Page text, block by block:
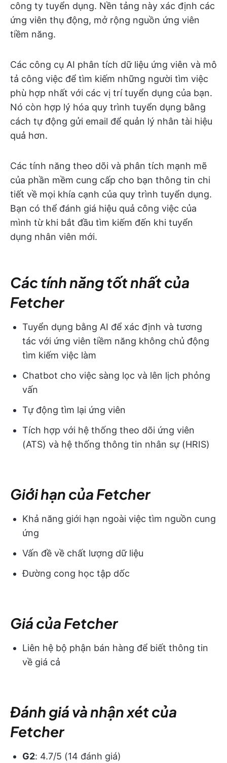
công ty tuyển dụng. Nền tảng này xác định các
ứng viên thụ động, mở rộng nguồn ứng viên
tiềm năng.
Các công cụ AI phân tích dữ liệu ứng viên và mô
tả công việc để tìm kiếm những người tìm việc
phù hợp nhất với các vị trí tuyển dụng của bạn.
Nó còn hợp lý hóa quy trình tuyển dụng bằng
cách tự động gửi email để quản lý nhân tài hiệu
quả hơn.
Các tính năng theo dõi và phân tích mạnh mẽ
của phần mềm cung cấp cho bạn thông tin chi
tiết về mọi khía cạnh của quy trình tuyển dụng.
Bạn có thể đánh giá hiệu quả công việc của
mình từ khi bắt đầu tìm kiếm đến khi tuyển
dụng nhân viên mới.
Các tính năng tốt nhất của
Fetcher
Tuyển dụng bằng AI để xác định và tương
tác với ứng viên tiềm năng không chủ động
tìm kiếm việc làm
Chatbot cho việc sàng lọc và lên lịch phỏng
vấn
Tự động tìm lại ứng viên
Tích hợp với hệ thống theo dõi ứng viên
(ATS) và hệ thống thông tin nhân sự (HRIS)
Giới hạn của Fetcher
Khả năng giới hạn ngoài việc tìm nguồn cung
ứng
Vấn đề về chất lượng dữ liệu
Đường cong học tập dốc
Giá của Fetcher
Liên hệ bộ phận bán hàng để biết thông tin
về giá cả
Đánh giá và nhận xét của
Fetcher
G2: 4.7/5 (14 đánh giá)